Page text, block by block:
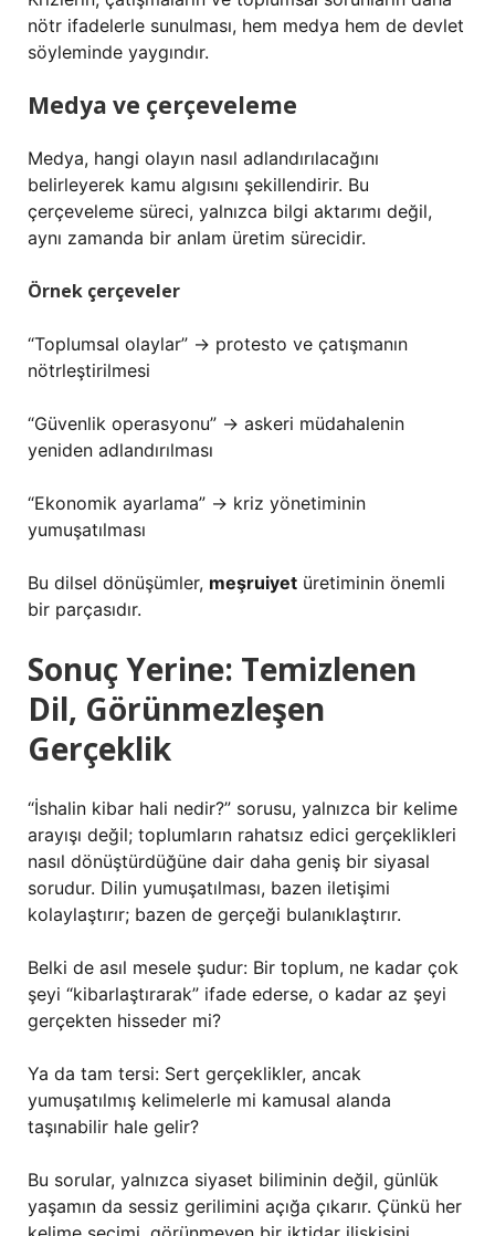
nötr ifadelerle sunulması, hem medya hem de devlet
söyleminde yaygındır.
Medya ve çerçeveleme
Medya, hangi olayın nasıl adlandırılacağını
belirleyerek kamu algısını şekillendirir. Bu
çerçeveleme süreci, yalnızca bilgi aktarımı değil,
aynı zamanda bir anlam üretim sürecidir.
Örnek çerçeveler
“Toplumsal olaylar” → protesto ve çatışmanın
nötrleştirilmesi
“Güvenlik operasyonu” → askeri müdahalenin
yeniden adlandırılması
“Ekonomik ayarlama” → kriz yönetiminin
yumuşatılması
Bu dilsel dönüşümler, meşruiyet üretiminin önemli
bir parçasıdır.
Sonuç Yerine: Temizlenen
Dil, Görünmezleşen
Gerçeklik
“İshalin kibar hali nedir?” sorusu, yalnızca bir kelime
arayışı değil; toplumların rahatsız edici gerçeklikleri
nasıl dönüştürdüğüne dair daha geniş bir siyasal
sorudur. Dilin yumuşatılması, bazen iletişimi
kolaylaştırır; bazen de gerçeği bulanıklaştırır.
Belki de asıl mesele şudur: Bir toplum, ne kadar çok
şeyi “kibarlaştırarak” ifade ederse, o kadar az şeyi
gerçekten hisseder mi?
Ya da tam tersi: Sert gerçeklikler, ancak
yumuşatılmış kelimelerle mi kamusal alanda
taşınabilir hale gelir?
Bu sorular, yalnızca siyaset biliminin değil, günlük
yaşamın da sessiz gerilimini açığa çıkarır. Çünkü her